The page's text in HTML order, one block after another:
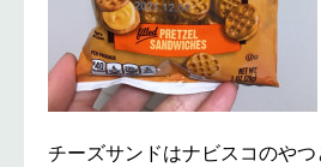
チーズサンドはナビスコのや